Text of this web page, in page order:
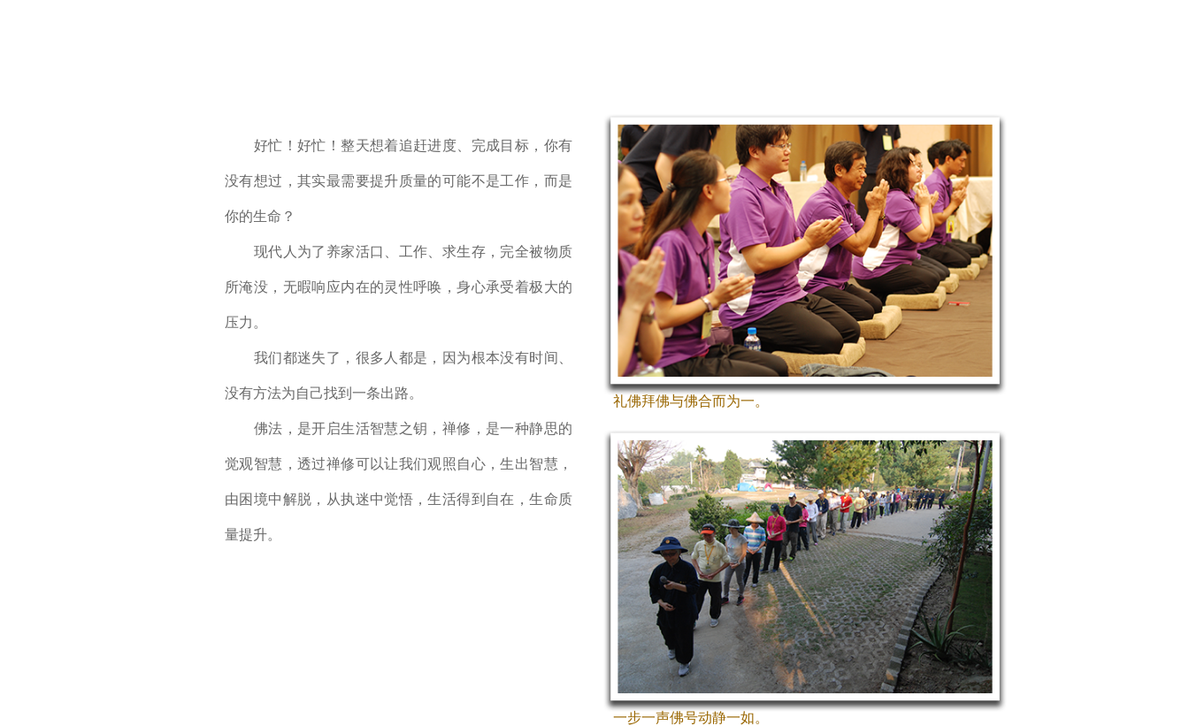
好忙！好忙！整天想着追赶进度、完成目标，你有
没有想过，其实最需要提升质量的可能不是工作，而是
你的生命？
现代人为了养家活口、工作、求生存，完全被物质
所淹没，无暇响应内在的灵性呼唤，身心承受着极大的
压力。
我们都迷失了，很多人都是，因为根本没有时间、
没有方法为自己找到一条出路。
佛法，是开启生活智慧之钥，禅修，是一种静思的
觉观智慧，透过禅修可以让我们观照自心，生出智慧，
由困境中解脱，从执迷中觉悟，生活得到自在，生命质
量提升。
礼佛拜佛与佛合而为一。
一步一声佛号动静一如。